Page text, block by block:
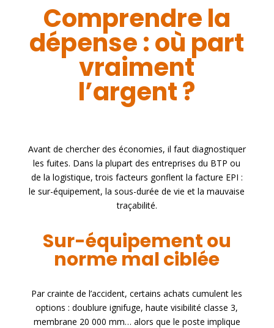
Comprendre la
dépense : où part
vraiment
l’argent ?
Avant de chercher des économies, il faut diagnostiquer
les fuites. Dans la plupart des entreprises du BTP ou
de la logistique, trois facteurs gonflent la facture EPI :
le sur-équipement, la sous-durée de vie et la mauvaise
traçabilité.
Sur-équipement ou
norme mal ciblée
Par crainte de l’accident, certains achats cumulent les
options : doublure ignifuge, haute visibilité classe 3,
membrane 20 000 mm… alors que le poste implique